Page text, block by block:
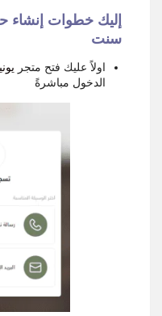
إليك خطوات
سنت
اولاً عليك فتح متجر
الدخول مباشرةً